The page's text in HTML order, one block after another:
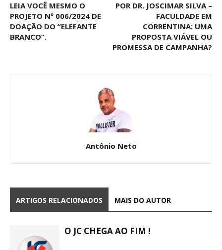
LEIA VOCÊ MESMO O
PROJETO Nº 006/2024 DE
DOAÇÃO DO “ELEFANTE
BRANCO”.
POR DR. JOSCIMAR SILVA –
FACULDADE EM
CORRENTINA: UMA
PROPOSTA VIÁVEL OU
PROMESSA DE CAMPANHA?
Antônio Neto
ARTIGOS RELACIONADOS MAIS DO AUTOR
O JC CHEGA AO FIM !